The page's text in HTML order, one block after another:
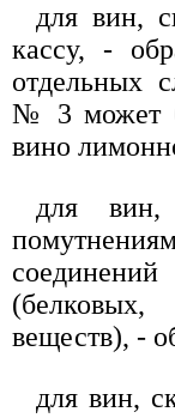
для вин,
кассу, -
отдельных
№ 3 может
вино
для вин,
веществ), -
для вин,